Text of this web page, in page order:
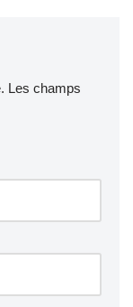
Les champs